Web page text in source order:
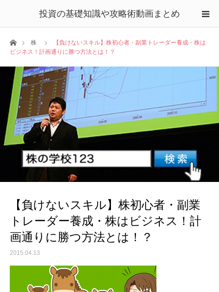
投資の基礎知識や攻略術動画まとめ
ホーム株
【負けないスキル】株初心者・副業トレーダー養成・株は
ビジネス！計画通りに勝つ方法とは！？
【負けないスキル】株初心者・副業
トレーダー養成・株はビジネス！計
画通りに勝つ方法とは！？
2015.04.13